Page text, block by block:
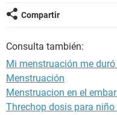
Compartir
Consulta también:
Mi menstruación me
Menstruación
Menstruacion en el
Threchop dosis para niño